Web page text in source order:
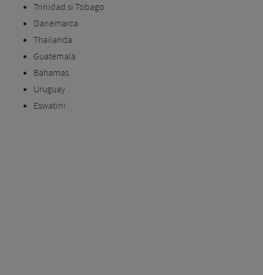
Trinidad si Tobago
Danemarca
Thailanda
Guatemala
Bahamas
Uruguay
Eswatini